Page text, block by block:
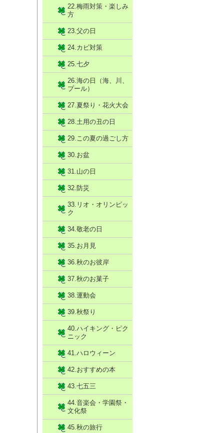
22.梅雨対策・楽しみ
方
23.父の日
24.カビ対策
25.七夕
26.海の日（海、川、
プール）
27.夏祭り・花火大会
28.土用の丑の日
29.この夏の過ごし方
30.お盆
31.山の日
32.防災
33.リオ・オリンピッ
ク
34.敬老の日
35.お月見
36.秋のお彼岸
37.秋のお菓子
38.運動会
39.秋祭り
40.ハイキング・ピク
ニック
41.ハロウィーン
42.おすすめの本
43.七五三
44.音楽会・学園祭・
文化祭
45.秋の旅行